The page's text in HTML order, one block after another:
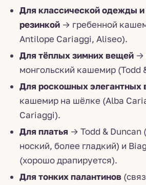
Для классической одежды и
резинкой → гребенной
Antilope Cariaggi, Aliseo).
Для тёплых зимних вещей →
монгольский кашемир (Todd
Для роскошных элегантных
кашемир на шёлке (Alba
Cariaggi).
Для платья → Todd & Duncan
ноский, более гладкий) и
(хорошо драпируется).
Для тонких палантинов